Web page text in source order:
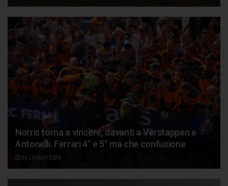
Norris torna a vincere, davanti a Verstappen e
Antonelli. Ferrari 4° e 5° ma che confusione
26 LUGLIO 2026